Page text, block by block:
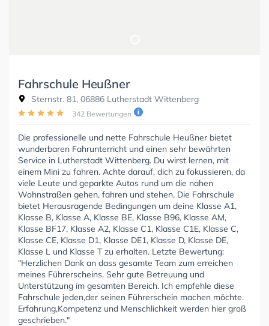
Fahrschule Heußner
Sternstr. 81, 06886 Lutherstadt Wittenberg
342 Bewertungen
Die professionelle und nette Fahrschule Heußner bietet
wunderbaren Fahrunterricht und einen sehr bewährten
Service in Lutherstadt Wittenberg. Du wirst lernen, mit
einem Mini zu fahren. Achte darauf, dich zu fokussieren, da
viele Leute und geparkte Autos rund um die nahen
Wohnstraßen gehen, fahren und stehen. Die Fahrschule
bietet Herausragende Bedingungen um deine Klasse A1,
Klasse B, Klasse A, Klasse BE, Klasse B96, Klasse AM,
Klasse BF17, Klasse A2, Klasse C1, Klasse C1E, Klasse C,
Klasse CE, Klasse D1, Klasse DE1, Klasse D, Klasse DE,
Klasse L und Klasse T zu erhalten. Letzte Bewertung:
"Herzlichen Dank an dass gesamte Team zum erreichen
meines Führerscheins. Sehr gute Betreuung und
Unterstützung im gesamten Bereich. Ich empfehle diese
Fahrschule jeden,der seinen Führerschein machen möchte.
Erfahrung,Kompetenz und Menschlichkeit werden hier groß
geschrieben."